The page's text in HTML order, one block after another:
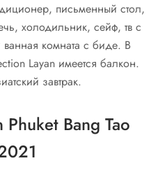
письменный стол,
холодильник, сейф, тв с
комната с биде. В
Layan имеется балкон.
завтрак.
Bang Tao